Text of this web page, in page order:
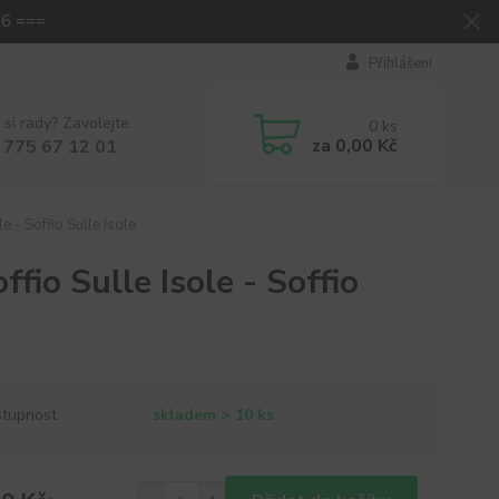
===
Přihlášení
si rady? Zavolejte.
775 67 12 01
0 ks
za 0,00 Kč
Sulle Isole - Soffio
skladem > 10 ks